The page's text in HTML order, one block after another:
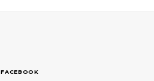
FACEBOOK